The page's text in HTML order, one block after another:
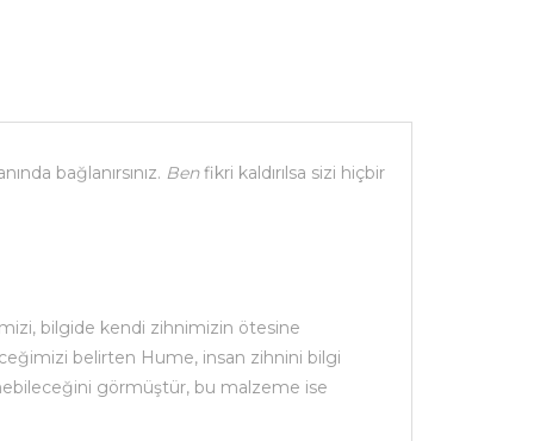
bağlanırsınız. Benfikri kaldırılsa sizi hiçbir
bilgide kendi zihnimizin ötesine
belirten Hume, insan zihnini bilgi
görmüştür, bu malzeme ise